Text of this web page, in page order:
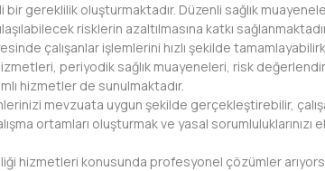
gereklilik oluşturmaktadır. Düzenli sağlık
risklerin azaltılmasına katkı
çalışanlar işlemlerini hızlı şekilde
periyodik sağlık muayeneleri, risk
hizmetler de sunulmaktadır.
mevzuata uygun şekilde gerçekleştirebilir,
ortamları oluşturmak ve yasal sorumluluklarınızı
hizmetleri konusunda profesyonel çözümler